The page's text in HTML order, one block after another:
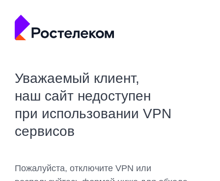
Уважаемый клиент,
наш сайт недоступен
при использовании VPN
сервисов
Пожалуйста, отключите VPN или